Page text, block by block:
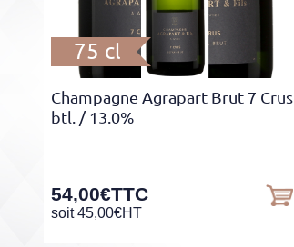
75 cl
Champagne Agrapart Brut 7 Crus
btl.
/ 13.0%
54,00€TTC
soit 45,00€HT